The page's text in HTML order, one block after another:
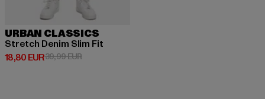
URBAN CLASSICS
Stretch Denim Slim Fit
18,80 EUR
Derzeitiger Preis: 18,80 EUR
39,99 EURAktionspreis: 39,99 EUR